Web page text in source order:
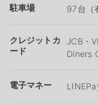
駐車場 97台（
クレジットカ
ード
JCB・
Diners
電子マネー